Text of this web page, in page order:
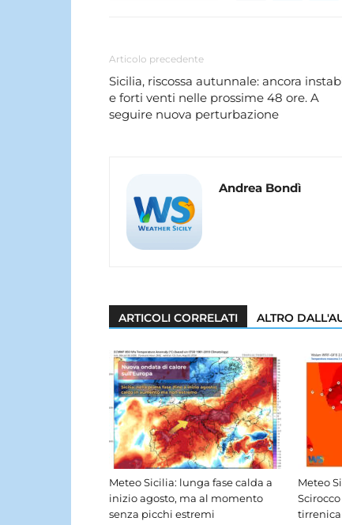
Articolo precedente
Sicilia, riscossa autunnale: ancora
e forti venti nelle prossime 48 ore. A
seguire nuova perturbazione
Andrea Bondì
ARTICOLI CORRELATI ALTRO
Meteo Sicilia: lunga fase calda a
inizio agosto, ma al momento
senza picchi estremi
Meteo
tirrenica